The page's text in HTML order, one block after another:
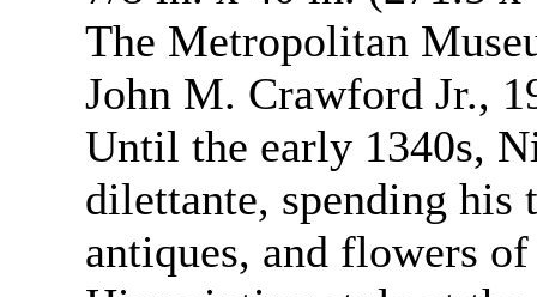
The Metropolitan
John M. Crawford Jr.,
Until the early 1340s,
dilettante, spending his
antiques, and flowers